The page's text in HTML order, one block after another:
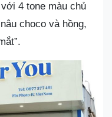
4 tone màu chủ
choco và hồng,